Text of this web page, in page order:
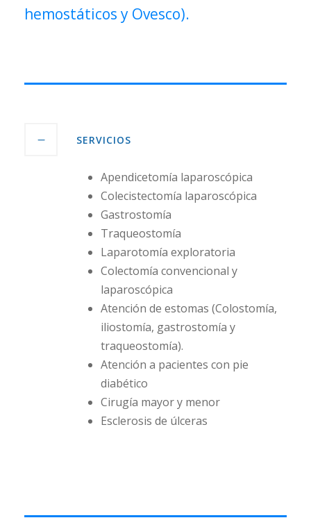
hemostáticos y Ovesco).
SERVICIOS
Apendicetomía laparoscópica
Colecistectomía laparoscópica
Gastrostomía
Traqueostomía
Laparotomía exploratoria
Colectomía convencional y
laparoscópica
Atención de estomas (Colostomía,
iliostomía, gastrostomía y
traqueostomía).
Atención a pacientes con pie
diabético
Cirugía mayor y menor
Esclerosis de úlceras